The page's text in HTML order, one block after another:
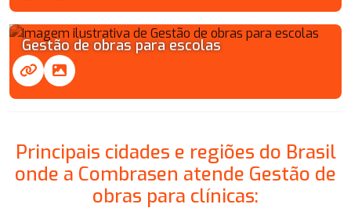
Gestão de obras para escolas
Principais cidades e regiões do Brasil
onde a Combrasen atende Gestão de
obras para clínicas: